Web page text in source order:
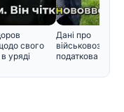
свого
уряді
Дані про
податкова